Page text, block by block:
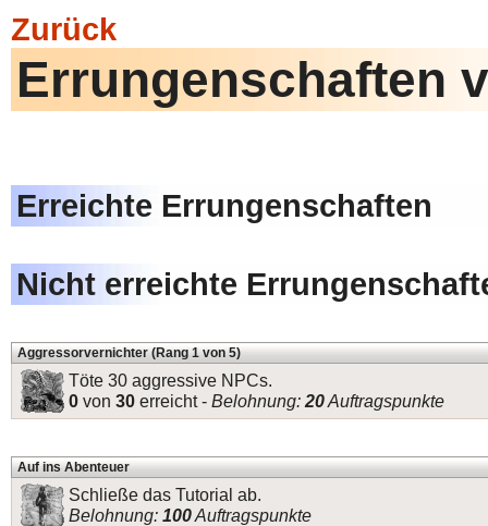
Zurück
Errungenschaften
Erreichte Errungenschaften
Nicht erreichte
Aggressorvernichter (Rang 1 von 5)
Töte 30 aggressive NPCs.
0 von 30 erreicht - Belohnung: 20Auftragspunkte
Auf ins Abenteuer
Schließe das Tutorial ab.
Belohnung: 100Auftragspunkte